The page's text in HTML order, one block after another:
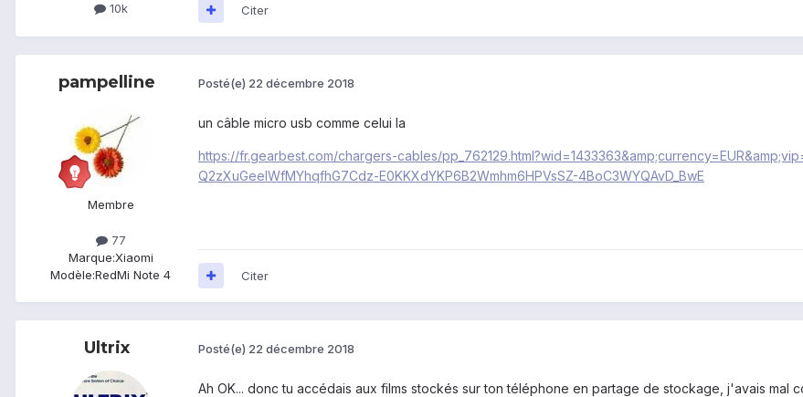
10k Citer
pampelline
Membre
77
Marque:Xiaomi
Modèle:RedMi Note 4
Posté(e) 22 décembre 2018
un câble micro usb comme celui la
https://fr.gearbest.com/chargers-cables/
Q2zXuGeeIWfMYhqfhG7Cdz-E0KKXdYKP6B2Wmhm6HPVsSZ-4BoC3WYQAvD_BwE
Citer
Ultrix Posté(e) 22 décembre 2018
Ah OK... donc tu accédais aux films stockés sur ton téléphone en partage de stockage, j'avais mal